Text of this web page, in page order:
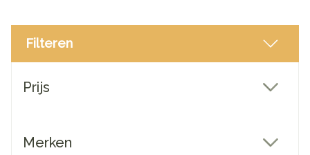
Filteren
Prijs
Merken